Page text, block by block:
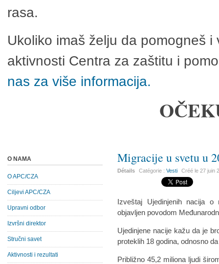
rasa.
Ukoliko imaš želju da pomogneš
aktivnosti Centra za zaštitu i
nas za više informacija.
Migracije u svetu u
Détails Catégorie :Vesti Créé le27 juin
Izveštaj Ujedinjenih nacija o
objavljen povodom
Ujedinjene nacije kažu da je
proteklih 18 godina, odnosno
Približno 45,2 miliona ljudi
O NAMA
O APC/CZA
Ciljevi APC/CZA
Upravni odbor
Izvršni direktor
Stručni savet
Aktivnosti i rezultati